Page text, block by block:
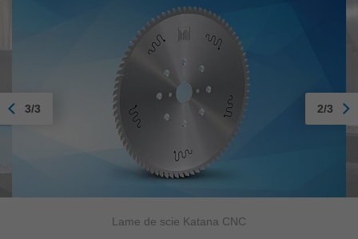
Lame de scie Katana CNC
3/3 2/3